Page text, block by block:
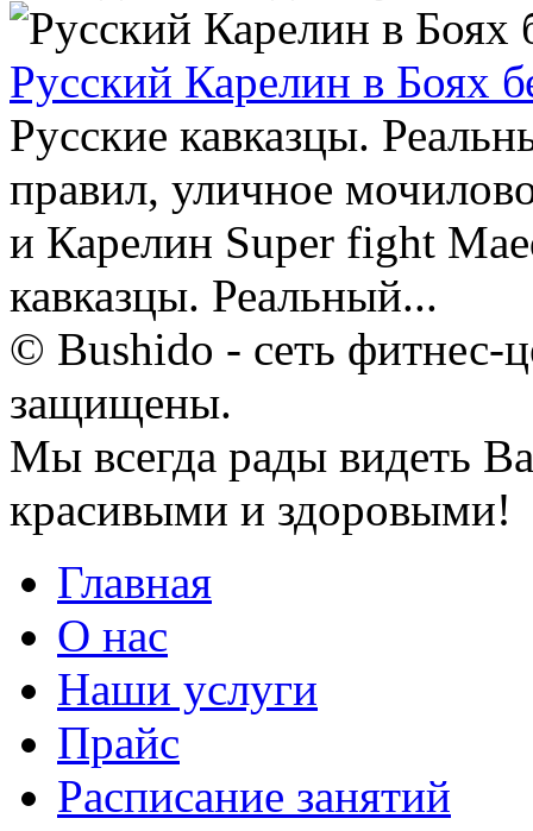
Русский Карелин в Боях
Русские кавказцы.
правил, уличное
и Карелин Super fight
кавказцы. Реальный...
© Bushido - сеть фитнес-
защищены.
Мы всегда рады видеть
красивыми и здоровыми!
Главная
О нас
Наши услуги
Прайс
Расписание занятий